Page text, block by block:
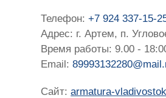
Телефон:+7 924 337-15-
Адрес: г. Артем, п.
Время работы: 9.00 -
Email:
Сайт:armatura-